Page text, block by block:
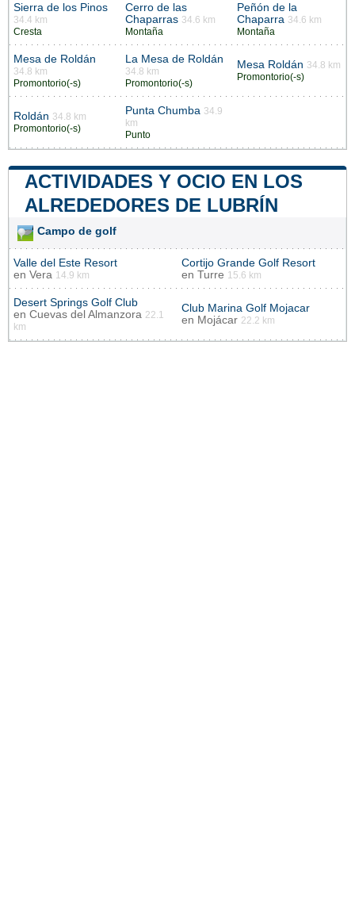
Sierra de los Pinos
34.4 km
Cresta
Cerro de las
Chaparras 34.6 km
Montaña
Peñón de la
Chaparra 34.6 km
Montaña
Mesa de Roldán
34.8 km
Promontorio(-s)
La Mesa de Roldán
34.8 km
Promontorio(-s)
Mesa Roldán 34.8 km
Promontorio(-s)
Roldán 34.8 km
Promontorio(-s)
Punta Chumba 34.9
km
Punto
ACTIVIDADES Y OCIO EN LOS
ALREDEDORES DE LUBRÍN
Campo de golf
Valle del Este Resort
en Vera 14.9 km
Cortijo Grande Golf Resort
en Turre 15.6 km
Desert Springs Golf Club
en Cuevas del Almanzora 22.1
km
Club Marina Golf Mojacar
en Mojácar 22.2 km